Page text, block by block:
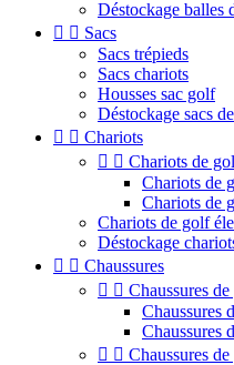
Déstockage balles
  Sacs
Sacs trépieds
Sacs chariots
Housses sac golf
Déstockage sacs
  Chariots
  Chariots de
Chariots de
Chariots de
Chariots de golf
Déstockage
  Chaussures
  Chaussures
Chaussures
Chaussures
  Chaussures